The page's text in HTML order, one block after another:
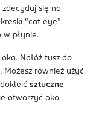
się na
“cat eye”
w płynie.
Nałóż tusz do
Możesz również użyć
sztuczne
otworzyć oko.